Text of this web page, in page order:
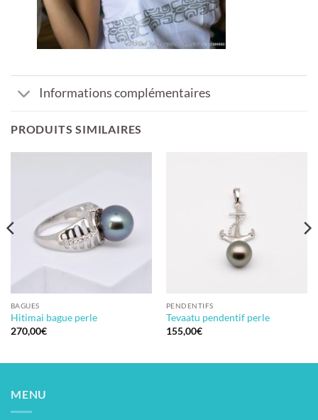
Informations complémentaires
PRODUITS SIMILAIRES
BAGUES
Hitimai bague perle
270,00€
PENDENTIFS
Tevaatu pendentif perle
155,00€
MENU